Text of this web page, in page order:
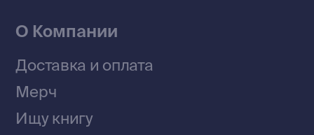
Разработка MÓNT-DESIGN
© 2026 Все права защищены